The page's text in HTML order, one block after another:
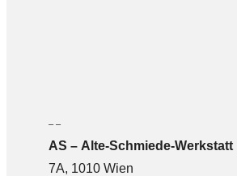
– –
AS – Alte-Schmiede-Werkstatt |
7A, 1010 Wien